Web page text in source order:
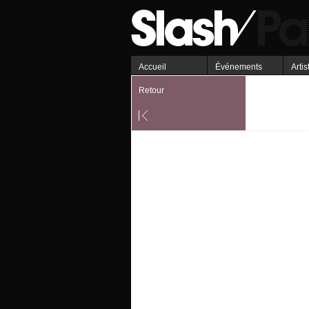
Accueil Événements
Retour